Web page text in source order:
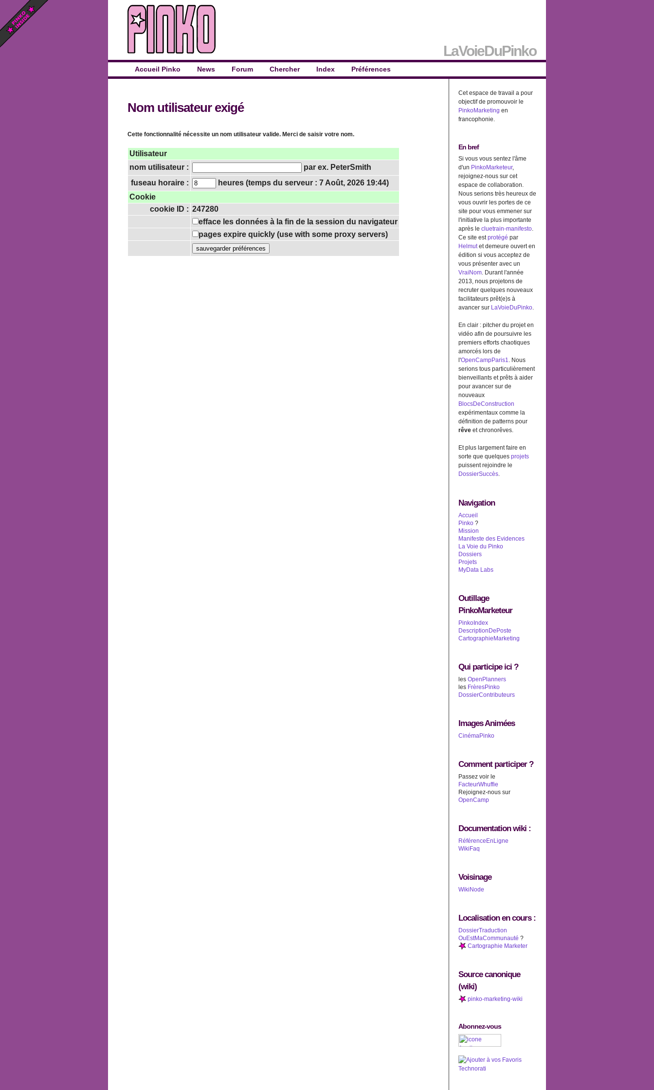
LaVoieDuPinko
Accueil Pinko News Forum Chercher Index Préférences
Nom utilisateur exigé
Cette fonctionnalité nécessite un nom utilisateur valide. Merci de saisir votre nom.
Utilisateur
nom utilisateur :
par ex. PeterSmith
fuseau horaire :
heures (temps du serveur : 7 Août, 2026 19:44)
Cookie
cookie ID : 247280
efface les données à la fin de la session du navigateur
pages expire quickly (use with some proxy servers)
Cet espace de travail a pour
objectif de promouvoir le
PinkoMarketing en
francophonie.
En bref
Si vous vous sentez l'âme
d'un PinkoMarketeur,
rejoignez-nous sur cet
espace de collaboration.
Nous serions très heureux de
vous ouvrir les portes de ce
site pour vous emmener sur
l'initiative la plus importante
après le cluetrain-manifesto.
Ce site estprotégé par
Helmutet demeure ouvert en
édition si vous acceptez de
vous présenter avec un
VraiNom. Durant l'année
2013, nous projetons de
recruter quelques nouveaux
facilitateurs prêt(e)s à
avancer sur LaVoieDuPinko.
En clair : pitcher du projet en
vidéo afin de poursuivre les
premiers efforts chaotiques
amorcés lors de
l'OpenCampParis1. Nous
serions tous particulièrement
bienveillants et prêts à aider
pour avancer sur de
nouveaux
BlocsDeConstruction
expérimentaux comme la
définition de patterns pour
rêve et chronorêves.
Et plus largement faire en
sorte que quelques projets
puissent rejoindre le
DossierSuccès.
Navigation
Accueil
Pinko ?
Mission
Manifeste des Evidences
La Voie du Pinko
Dossiers
Projets
MyData Labs
Outillage
PinkoMarketeur
PinkoIndex
DescriptionDePoste
CartographieMarketing
Qui participe ici ?
les OpenPlanners
les FrèresPinko
DossierContributeurs
Images Animées
CinémaPinko
Comment participer ?
Passez voir le
FacteurWhuffie
Rejoignez-nous sur
OpenCamp
Documentation wiki :
RéférenceEnLigne
WikiFaq
Voisinage
WikiNode
Localisation en cours :
DossierTraduction
OuEstMaCommunauté ?
Cartographie Marketer
Source canonique
(wiki)
pinko-marketing-wiki
Abonnez-vous